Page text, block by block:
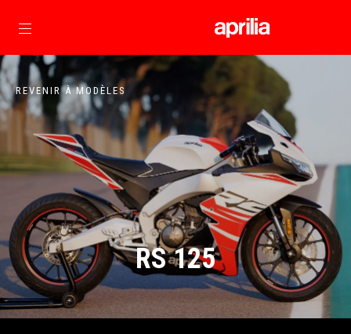
Aller au contenu principal
REVENIR À MODÈLES
RS 125